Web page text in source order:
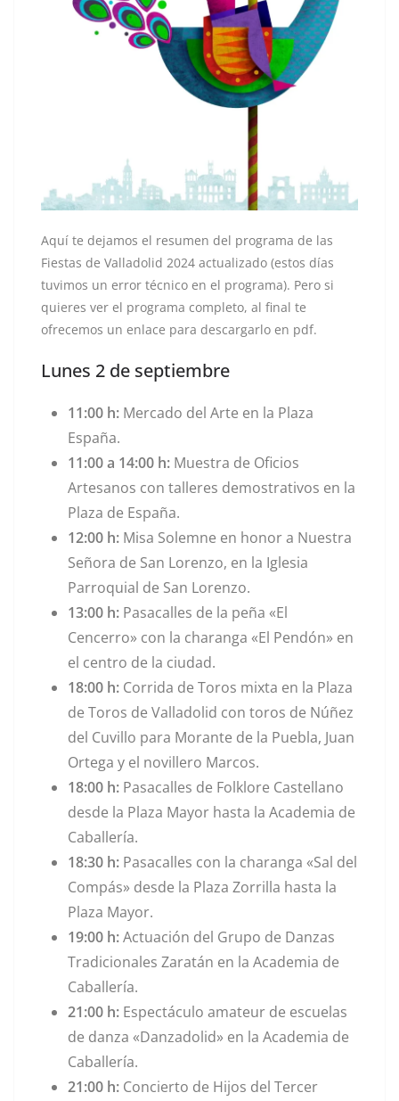
Aquí te dejamos el resumen del programa de las
Fiestas de Valladolid 2024 actualizado (estos días
tuvimos un error técnico en el programa). Pero si
quieres ver el programa completo, al final te
ofrecemos un enlace para descargarlo en pdf.
Lunes 2 de septiembre
11:00 h: Mercado del Arte en la Plaza
España.
11:00 a 14:00 h: Muestra de Oficios
Artesanos con talleres demostrativos en la
Plaza de España.
12:00 h: Misa Solemne en honor a Nuestra
Señora de San Lorenzo, en la Iglesia
Parroquial de San Lorenzo.
13:00 h: Pasacalles de la peña «El
Cencerro» con la charanga «El Pendón» en
el centro de la ciudad.
18:00 h: Corrida de Toros mixta en la Plaza
de Toros de Valladolid con toros de Núñez
del Cuvillo para Morante de la Puebla, Juan
Ortega y el novillero Marcos.
18:00 h: Pasacalles de Folklore Castellano
desde la Plaza Mayor hasta la Academia de
Caballería.
18:30 h: Pasacalles con la charanga «Sal del
Compás» desde la Plaza Zorrilla hasta la
Plaza Mayor.
19:00 h:Actuación del Grupo de Danzas
Tradicionales Zaratán en la Academia de
Caballería.
21:00 h: Espectáculo amateur de escuelas
de danza «Danzadolid» en la Academia de
Caballería.
21:00 h: Concierto de Hijos del Tercer